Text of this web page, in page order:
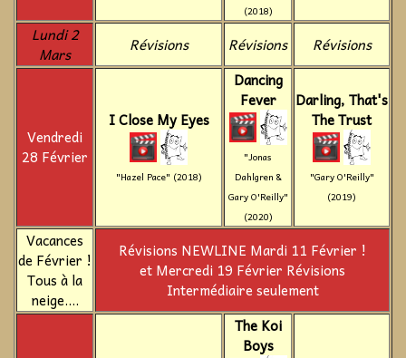
(2018)
Lundi 2
Mars
Révisions Révisions Révisions
Vendredi
28 Février
I Close My Eyes
"Hazel Pace" (2018)
Dancing
Fever
"Jonas
Dahlgren &
Gary O'Reilly"
(2020)
Darling, That's
The Trust
"Gary O'Reilly"
(2019)
Vacances
de Février !
Tous à la
neige....
Révisions NEWLINE Mardi 11 Février !
et Mercredi 19 Février Révisions
Intermédiaire seulement
The Koi
Boys